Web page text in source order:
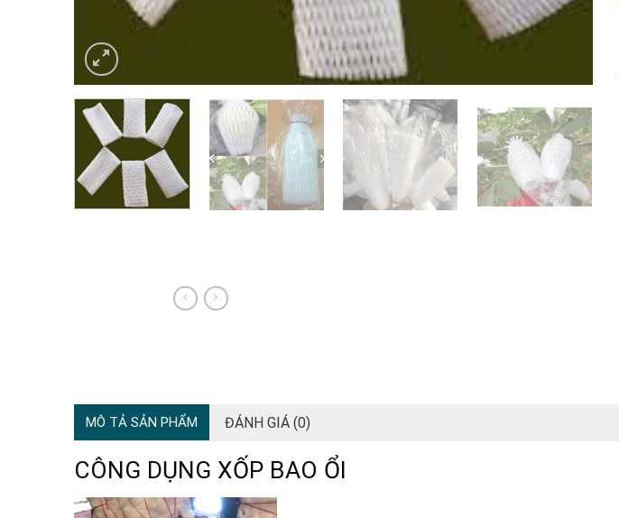
MÔ TẢ SẢN PHẨM ĐÁNH GIÁ (0)
CÔNG DỤNG XỐP BAO ỔI